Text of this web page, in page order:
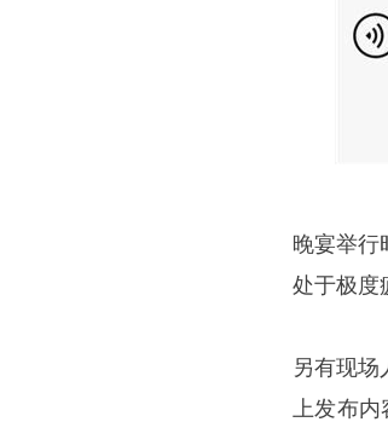
晚宴举行
处于极度
另有现场
上发布内